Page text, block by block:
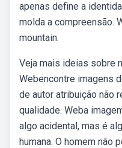
apenas define a
molda a compreensão.
mountain.
Veja mais ideias sobre
Webencontre imagens
de autor atribuição não
qualidade. Weba
algo acidental, mas é
humana. O homem não